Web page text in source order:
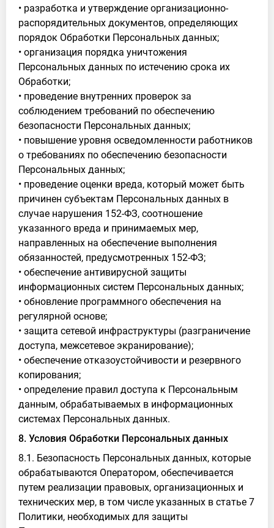
• разработка и утверждение организационно-
распорядительных документов, определяющих
порядок Обработки Персональных данных;
• организация порядка уничтожения
Персональных данных по истечению срока их
Обработки;
• проведение внутренних проверок за
соблюдением требований по обеспечению
безопасности Персональных данных;
• повышение уровня осведомленности работников
о требованиях по обеспечению безопасности
Персональных данных;
• проведение оценки вреда, который может быть
причинен субъектам Персональных данных в
случае нарушения 152-ФЗ, соотношение
указанного вреда и принимаемых мер,
направленных на обеспечение выполнения
обязанностей, предусмотренных 152-ФЗ;
• обеспечение антивирусной защиты
информационных систем Персональных данных;
• обновление программного обеспечения на
регулярной основе;
• защита сетевой инфраструктуры (разграничение
доступа, межсетевое экранирование);
• обеспечение отказоустойчивости и резервного
копирования;
• определение правил доступа к Персональным
данным, обрабатываемых в информационных
системах Персональных данных.
8. Условия Обработки Персональных данных
8.1. Безопасность Персональных данных, которые
обрабатываются Оператором, обеспечивается
путем реализации правовых, организационных и
технических мер, в том числе указанных в статье 7
Политики, необходимых для защиты